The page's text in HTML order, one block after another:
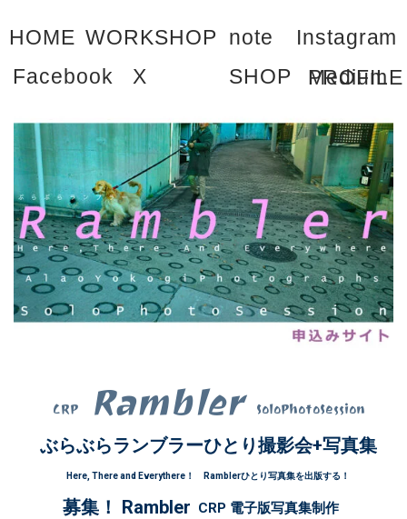
HOME WORKSHOP Instagram
note
Facebook
X PROFILE
SHOP Medium
CRP Rambler SoloPhotoSession
募集！ Rambler
ぶらぶらランブラーひとり撮影会+写真集
Here, There and Everythere！ Ramblerひとり写真集を出版する！
CRP 電子版写真集制作